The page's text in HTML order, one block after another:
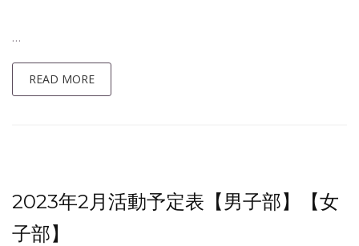
…
READ MORE
2023年2月活動予定表【男子部】【女
子部】